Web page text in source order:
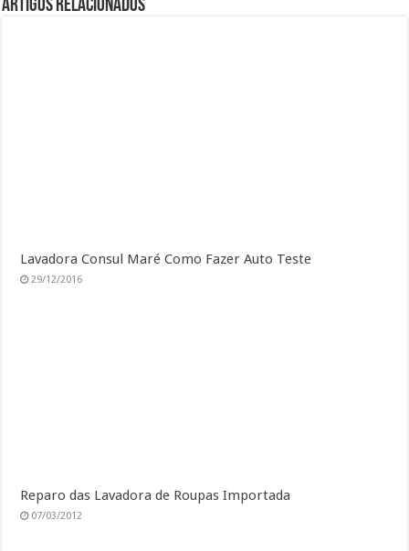
Artigos Relacionados
Lavadora Consul Maré Como Fazer Auto Teste
29/12/2016
Reparo das Lavadora de Roupas Importada
07/03/2012